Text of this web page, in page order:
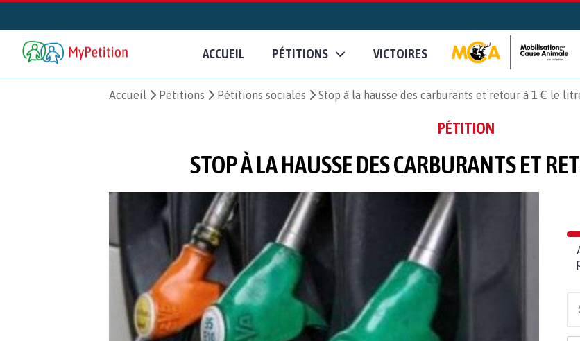
ACCUEIL PÉTITIONS VICTOIRES
Accueil Pétitions Pétitions sociales Stop à la hausse des carburants et retour à 1 € le
PÉTITION
STOP À LA HAUSSE DES CARBURANTS ET